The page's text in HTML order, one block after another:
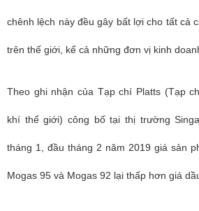
chênh lệch này đều gây bất lợi cho tất cả
trên thế giới, kể cả những đơn vị kinh
Theo ghi nhận của Tạp chí Platts (Tạp
khí thế giới) công bố tại thị trường
tháng 1, đầu tháng 2 năm 2019 giá sản
Mogas 95 và Mogas 92 lại thấp hơn giá